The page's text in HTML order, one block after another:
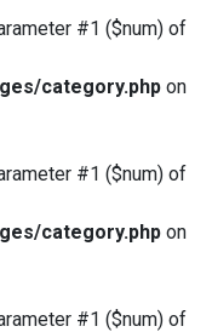
#1 ($num) of
category.php on
#1 ($num) of
category.php on
#1 ($num) of